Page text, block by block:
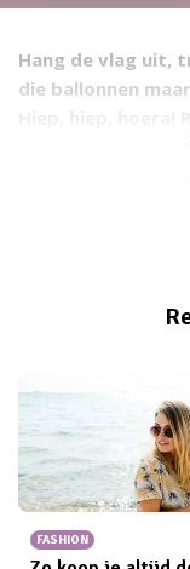
Hang de vlag uit,
die ballonnen
roept een flinke
jullie allemaal te
FASHION